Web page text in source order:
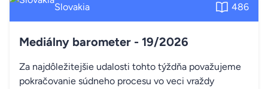
Slovakia 486
Mediálny barometer - 19/2026
Za najdôležitejšie udalosti tohto týždňa považujeme
pokračovanie súdneho procesu vo veci vraždy